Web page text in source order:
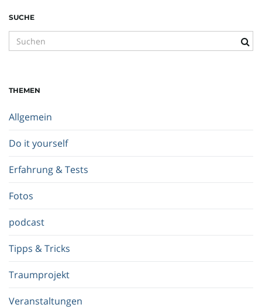
SUCHE
u
b
g
i
f
.
.
.
THEMEN
Allgemein
Do it yourself
Erfahrung & Tests
Fotos
podcast
Tipps & Tricks
Traumprojekt
Veranstaltungen